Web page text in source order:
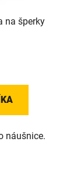
na šperky
náušnice.